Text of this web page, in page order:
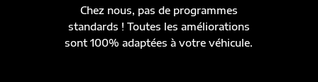
Chez nous, pas de programmes
standards ! Toutes les améliorations
sont 100% adaptées à votre véhicule.